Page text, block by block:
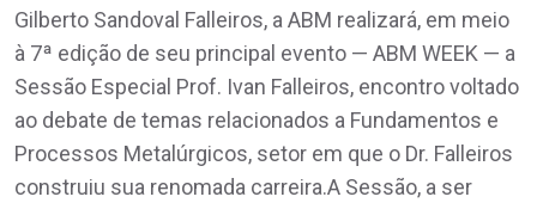
Gilberto Sandoval Falleiros, a ABM realizará, em meio
à 7ª edição de seu principal evento — ABM WEEK — a
Sessão Especial Prof. Ivan Falleiros, encontro voltado
ao debate de temas relacionados a Fundamentos e
Processos Metalúrgicos, setor em que o Dr. Falleiros
construiu sua renomada carreira.A Sessão, a ser